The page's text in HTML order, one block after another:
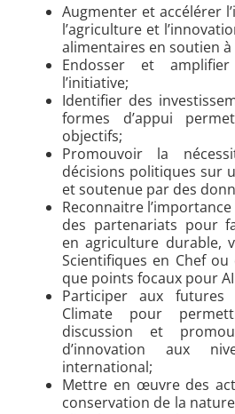
Augmenter et accélérer
l’agriculture et
alimentaires en soutien à
Endosser et
l’initiative;
Identifier des
formes d’appui
objectifs;
Promouvoir la
décisions politiques sur
et soutenue par des
Reconnaitre
des partenariats pour
en agriculture durable,
Scientifiques en Chef
que points focaux pour
Participer aux futures
Climate pour
discussion et
d’innovation aux
international;
Mettre en œuvre des
conservation de la